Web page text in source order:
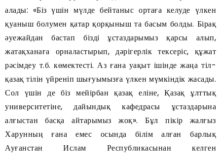
алады: «Біз үшін мүлде бейтаныс ортаға келуде үлкен
қуаныш болумен қатар қорқыныш та басым болды. Бірақ
әуежайдан бастап бізді ұстаздарымыз қарсы алып,
жатақханаға орналастырып, дәрігерлік тексеріс, құжат
рәсімдеу т.б. көмектесті. Аз ғана уақыт ішінде жаңа тіл-
қазақ тілін үйреніп шығуымызға үлкен мүмкіндік жасады.
Сол үшін де біз мейірбан қазақ еліне, Қазақ ұлттық
университетіне, дайындық кафедрасы ұстаздарына
алғыстан басқа айтарымыз жоқ». Бұл пікір жалғыз
Харунның ғана емес осында білім алған барлық
Ауғанстан Ислам Республикасынан келген